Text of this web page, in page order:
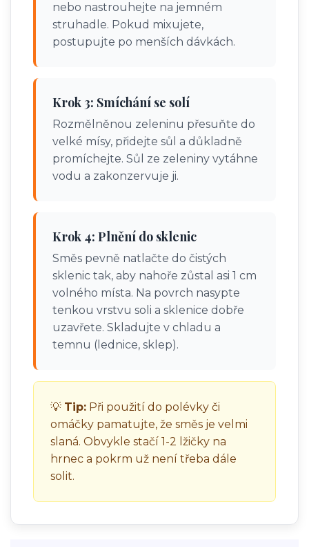
nebo nastrouhejte na jemném
struhadle. Pokud mixujete,
postupujte po menších dávkách.
Krok 3: Smíchání se solí
Rozmělněnou zeleninu přesuňte do
velké mísy, přidejte sůl a důkladně
promíchejte. Sůl ze zeleniny vytáhne
vodu a zakonzervuje ji.
Krok 4: Plnění do sklenic
Směs pevně natlačte do čistých
sklenic tak, aby nahoře zůstal asi 1 cm
volného místa. Na povrch nasypte
tenkou vrstvu soli a sklenice dobře
uzavřete. Skladujte v chladu a
temnu (lednice, sklep).
💡 Tip: Při použití do polévky či
omáčky pamatujte, že směs je velmi
slaná. Obvykle stačí 1-2 lžičky na
hrnec a pokrm už není třeba dále
solit.